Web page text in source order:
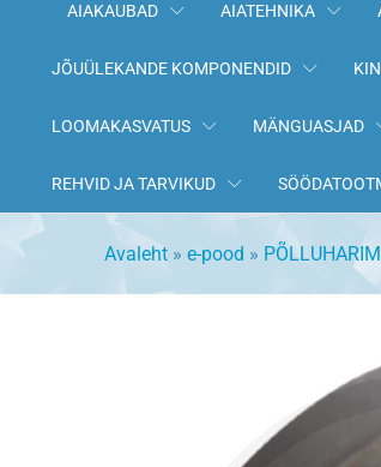
AIAKAUBAD AIATEHNIKA
JÕUÜLEKANDE KOMPONENDID
LOOMAKASVATUS MÄNGUASJAD
REHVID JA TARVIKUD
Avaleht » e-pood »